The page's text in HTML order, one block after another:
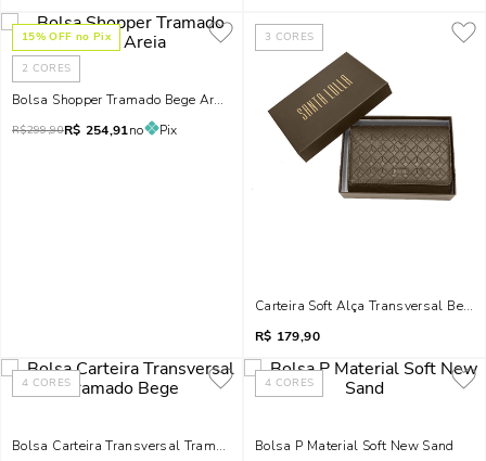
15% OFF no Pix
2 CORES
Bolsa Shopper Tramado Bege Areia
R$299,90R$ 254,91no Pix
3 CORES
Carteira Soft Alça Transversal Bege
R$ 179,90
4 CORES
Bolsa Carteira Transversal Tramado Bege
4 CORES
Bolsa P Material Soft New Sand